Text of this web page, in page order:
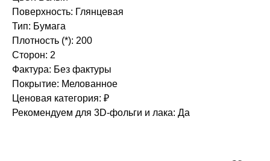
Поверхность: Глянцевая
Тип: Бумага
Плотность (*): 200
Сторон: 2
Фактура: Без фактуры
Покрытие: Мелованное
Ценовая категория: ₽
Рекомендуем для 3D-фольги и лака: Да